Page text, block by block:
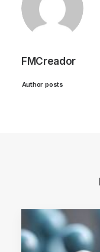
FMCreador
Author posts